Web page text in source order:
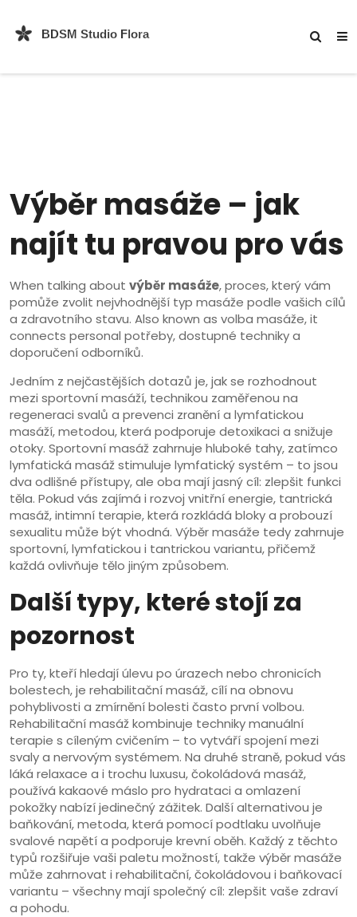
Výběr masáže – jak
najít tu pravou pro vás
When talking about výběr masáže,proces, který vám
pomůže zvolit nejvhodnější typ masáže podle vašich cílů
a zdravotního stavu. Also known as volba masáže, it
connects personal potřeby, dostupné techniky a
doporučení odborníků.
Jedním z nejčastějších dotazů je, jak se rozhodnout
mezi sportovní masáží, technikou zaměřenou na
regeneraci svalů a prevenci zraněnía lymfatickou
masáží,metodou, která podporuje detoxikaci a snižuje
otoky. Sportovní masáž zahrnuje hluboké tahy, zatímco
lymfatická masáž stimuluje lymfatický systém – to jsou
dva odlišné přístupy, ale oba mají jasný cíl: zlepšit funkci
těla. Pokud vás zajímá i rozvoj vnitřní energie, tantrická
masáž,intimní terapie, která rozkládá bloky a probouzí
sexualitu může být vhodná. Výběr masáže tedy zahrnuje
sportovní, lymfatickou i tantrickou variantu, přičemž
každá ovlivňuje tělo jiným způsobem.
Další typy, které stojí za
pozornost
Pro ty, kteří hledají úlevu po úrazech nebo chronicích
bolestech, je rehabilitační masáž,cílí na obnovu
pohyblivosti a zmírnění bolesti často první volbou.
Rehabilitační masáž kombinuje techniky manuální
terapie s cíleným cvičením – to vytváří spojení mezi
svaly a nervovým systémem. Na druhé straně, pokud vás
láká relaxace a i trochu luxusu,čokoládová masáž,
používá kakaové máslo pro hydrataci a omlazení
pokožkynabízí jedinečný zážitek. Další alternativou je
baňkování,metoda, která pomocí podtlaku uvolňuje
svalové napětí a podporuje krevní oběh. Každý z těchto
typů rozšiřuje vaši paletu možností, takže výběr masáže
může zahrnovat i rehabilitační, čokoládovou i baňkovací
variantu – všechny mají společný cíl: zlepšit vaše zdraví
a pohodu.